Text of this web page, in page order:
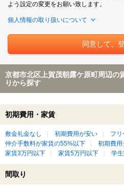
よう設定の変更をお願い致します。
個人情報の取り扱いについて
京都市北区上賀茂朝露ケ原町周辺の
りから探す
初期費用・家賃
敷金礼金なし 初期費用が安い フリ
仲介手数料が家賃の55%以下
初期費用
家賃3万円以下
家賃5万円以下 学
間取り